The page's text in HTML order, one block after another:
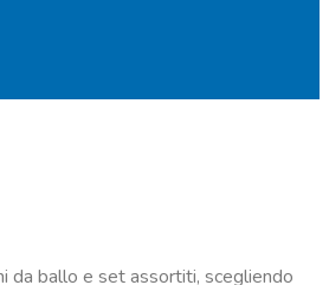
da ballo e set assortiti, scegliendo